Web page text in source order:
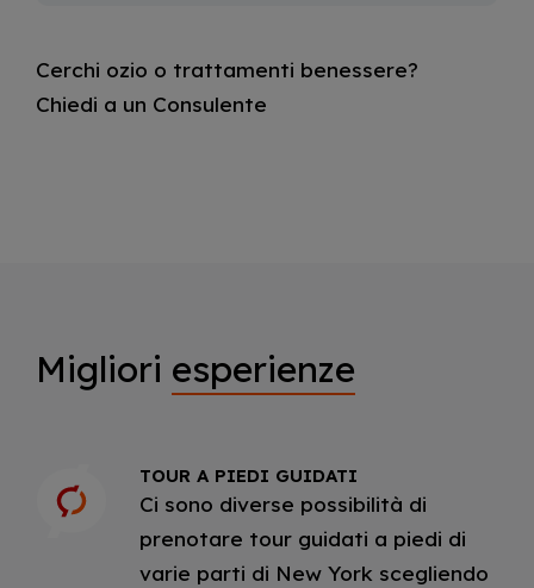
Cerchi ozio o trattamenti benessere?
Chiedi a un Consulente
Migliori esperienze
TOUR A PIEDI GUIDATI
Ci sono diverse possibilità di
prenotare tour guidati a piedi di
varie parti di New York scegliendo